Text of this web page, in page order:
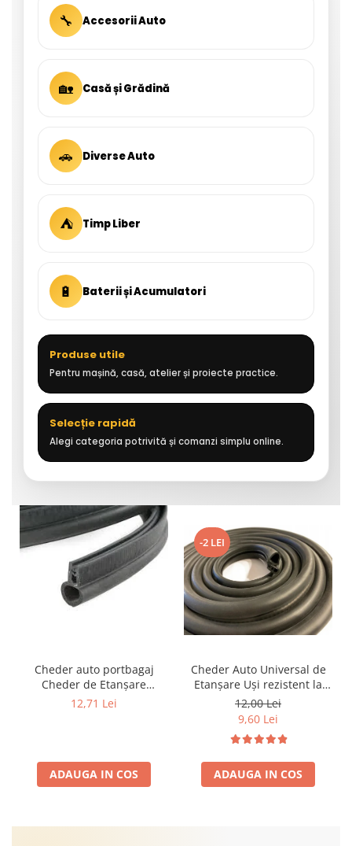
🔧 Accesorii Auto
🏡 Casă și Grădină
🚗 Diverse Auto
⛺ Timp Liber
🔋 Baterii și Acumulatori
Produse utile
Pentru mașină, casă, atelier și proiecte practice.
Selecție rapidă
Alegi categoria potrivită și comanzi simplu online.
Cheder auto portbagaj
Cheder de Etanșare
Profesional din Cauciuc -
Liniar
12,71 Lei
ADAUGA IN COS
-2 LEI
Cheder Auto Universal de
Etanșare Uși rezistent la
intemperii, raze UV,
îmbătrânire și temperaturi
12,00 Lei
9,60 Lei
ADAUGA IN COS